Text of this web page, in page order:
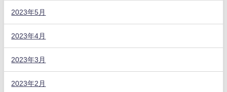
2023年5月
2023年4月
2023年3月
2023年2月